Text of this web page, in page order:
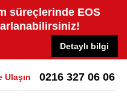
süreçlerinde EOS
Detaylı bilgi
Ulaşın 0216 327 06 06